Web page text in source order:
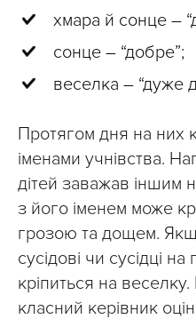
хмара й сонце –
сонце – “добре”;
веселка – “дуже
Протягом дня на них
іменами учнівства.
дітей заважав іншим
з його іменем може
грозою та дощем.
сусідові чи сусідці
кріпиться на
класний керівник